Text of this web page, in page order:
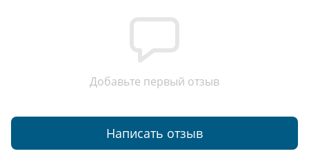
Добавьте первый отзыв
Написать отзыв